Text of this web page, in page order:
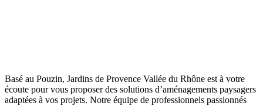
Basé au Pouzin, Jardins de Provence Vallée du Rhône est à votre
écoute pour vous proposer des solutions d’aménagements paysagers
adaptées à vos projets. Notre équipe de professionnels passionnés